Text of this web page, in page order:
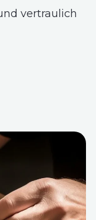
vertraulich